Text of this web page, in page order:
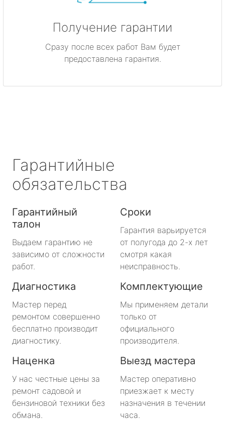
Получение гарантии
Сразу после всех работ Вам будет
предоставлена гарантия.
Гарантийные
обязательства
Гарантийный
талон
Выдаем гарантию не
зависимо от сложности
работ.
Сроки
Гарантия варьируется
от полугода до 2-х лет
смотря какая
неисправность.
Диагностика
Мастер перед
ремонтом совершенно
бесплатно производит
диагностику.
Комплектующие
Мы применяем детали
только от
официального
производителя.
Наценка
У нас честные цены за
ремонт садовой и
бензиновой техники без
обмана.
Выезд мастера
Мастер оперативно
приезжает к месту
назначения в течении
часа.